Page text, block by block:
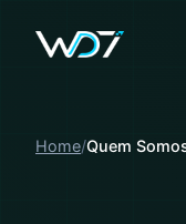
Home Quem